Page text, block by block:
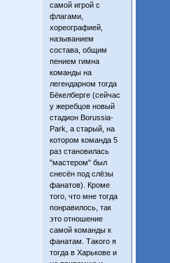
самой игрой с
флагами,
хореографией,
называнием
состава, общим
пением гимна
команды на
легендарном тогда
Бёкелберге (сейчас
у жеребцов новый
стадион Borussia-
Park, а старый, на
котором команда 5
раз становилась
"мастером" был
снесён под слёзы
фанатов). Кроме
того, что мне тогда
понравилось, так
это отношение
самой команды к
фанатам. Такого я
тогда в Харькове и